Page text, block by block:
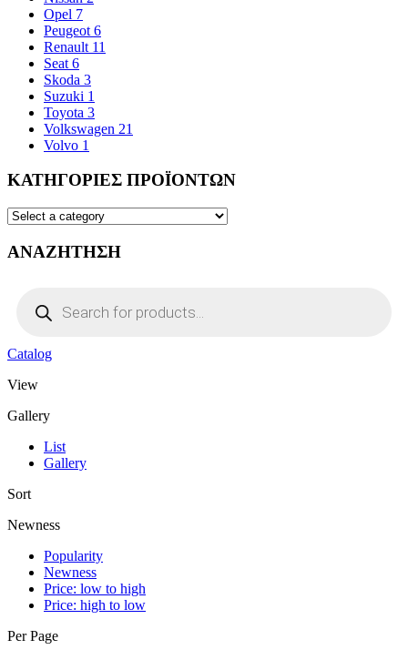
Opel 7
Peugeot 6
Renault 11
Seat 6
Skoda 3
Suzuki 1
Toyota 3
Volkswagen 21
Volvo 1
ΚΑΤΗΓΟΡΙΕΣ ΠΡΟΪΟΝΤΩΝ
ΑΝΑΖΗΤΗΣΗ
search
Catalog
View
Gallery
List
Gallery
Sort
Newness
Popularity
Newness
Price: low to high
Price: high to low
Per Page